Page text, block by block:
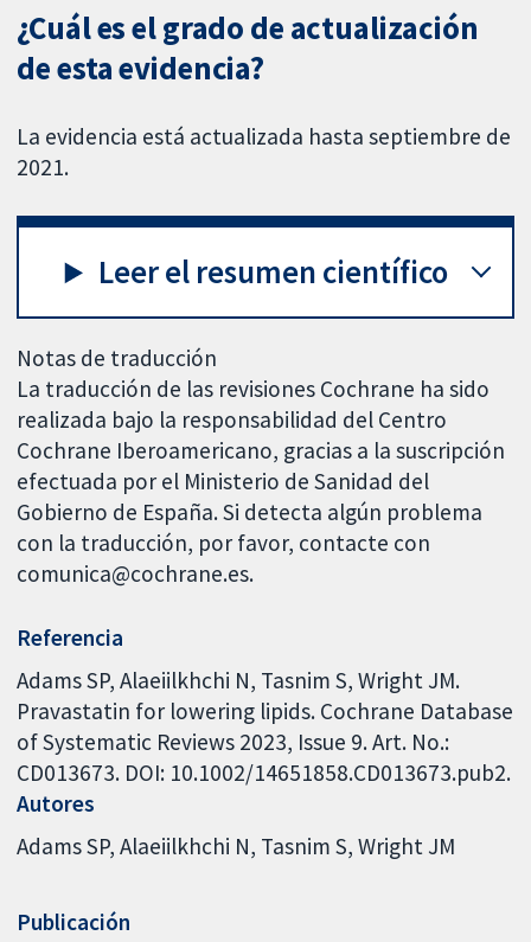
¿Cuál es el grado de actualización
de esta evidencia?
La evidencia está actualizada hasta septiembre de
2021.
Leer el resumen científico
Notas de traducción
La traducción de las revisiones Cochrane ha sido
realizada bajo la responsabilidad del Centro
Cochrane Iberoamericano, gracias a la suscripción
efectuada por el Ministerio de Sanidad del
Gobierno de España. Si detecta algún problema
con la traducción, por favor, contacte con
comunica@cochrane.es.
Referencia
Adams SP, Alaeiilkhchi N, Tasnim S, Wright JM.
Pravastatin for lowering lipids. Cochrane Database
of Systematic Reviews 2023, Issue 9. Art. No.:
CD013673. DOI: 10.1002/14651858.CD013673.pub2.
Autores
Adams SP Alaeiilkhchi N Tasnim S Wright JM
Publicación